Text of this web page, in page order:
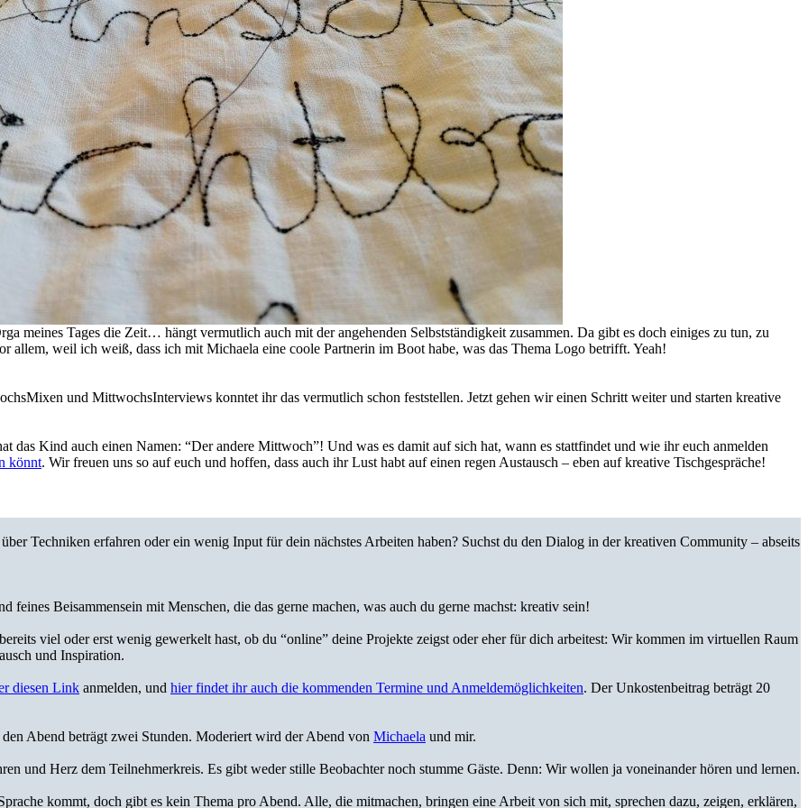
meines Tages die Zeit… hängt vermutlich auch mit der angehenden Selbstständigkeit zusammen. Da gibt es doch einiges zu tun, zu
allem, weil ich weiß, dass ich mit Michaela eine coole Partnerin im Boot habe, was das Thema Logo betrifft. Yeah!
und MittwochsInterviews konntet ihr das vermutlich schon feststellen. Jetzt gehen wir einen Schritt weiter und starten kreative
das Kind auch einen Namen: “Der andere Mittwoch”! Und was es damit auf sich hat, wann es stattfindet und wie ihr euch anmelden
könnt. Wir freuen uns so auf euch und hoffen, dass auch ihr Lust habt auf einen regen Austausch – eben auf kreative Tischgespräche!
Techniken erfahren oder ein wenig Input für dein nächstes Arbeiten haben? Suchst du den Dialog in der kreativen Community – abseits
feines Beisammensein mit Menschen, die das gerne machen, was auch du gerne machst: kreativ sein!
viel oder erst wenig gewerkelt hast, ob du “online” deine Projekte zeigst oder eher für dich arbeitest: Wir kommen im virtuellen Raum
und Inspiration.
diesen Link anmelden, und hier findet ihr auch die kommenden Termine und Anmeldemöglichkeiten. Der Unkostenbeitrag beträgt 20
Abend beträgt zwei Stunden. Moderiert wird der Abend von Michaela und mir.
und Herz dem Teilnehmerkreis. Es gibt weder stille Beobachter noch stumme Gäste. Denn: Wir wollen ja voneinander hören und lernen.
kommt, doch gibt es kein Thema pro Abend. Alle, die mitmachen, bringen eine Arbeit von sich mit, sprechen dazu, zeigen, erklären,